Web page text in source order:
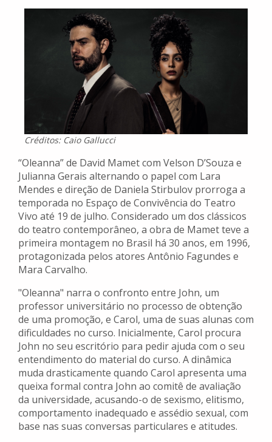
Créditos: Caio Gallucci
“Oleanna” de David Mamet com Velson D’Souza e
Julianna Gerais alternando o papel com Lara
Mendes e direção de Daniela Stirbulov prorroga a
temporada no Espaço de Convivência do Teatro
Vivo até 19 de julho. Considerado um dos clássicos
do teatro contemporâneo, a obra de Mamet teve a
primeira montagem no Brasil há 30 anos, em 1996,
protagonizada pelos atores Antônio Fagundes e
Mara Carvalho.
"Oleanna" narra o confronto entre John, um
professor universitário no processo de obtenção
de uma promoção, e Carol, uma de suas alunas com
dificuldades no curso. Inicialmente, Carol procura
John no seu escritório para pedir ajuda com o seu
entendimento do material do curso. A dinâmica
muda drasticamente quando Carol apresenta uma
queixa formal contra John ao comitê de avaliação
da universidade, acusando-o de sexismo, elitismo,
comportamento inadequado e assédio sexual, com
base nas suas conversas particulares e atitudes.